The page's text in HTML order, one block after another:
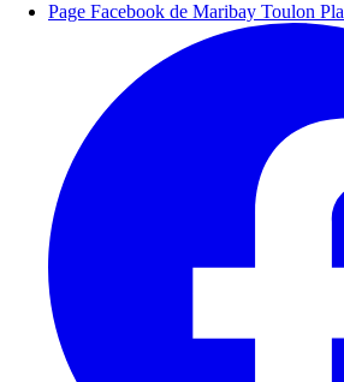
Page Facebook de Maribay Toulon